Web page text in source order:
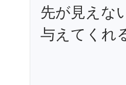
先が見えな
与えてくれ